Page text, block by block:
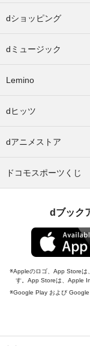
dショッピング
dミュージック
Lemino
dヒッツ
dアニメストア
ドコモスポーツくじ
dブック
Appleのロゴ、App Storeは
す。App Storeは、Apple
Google Play および Google